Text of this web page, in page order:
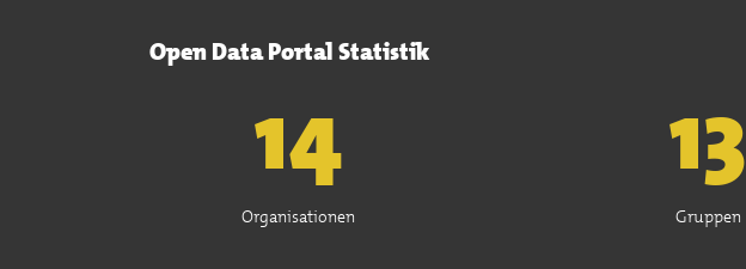
Open Data Portal Statistik
15
Organisationen
13
Gruppen